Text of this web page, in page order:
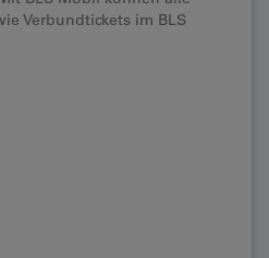
Verbundtickets im BLS